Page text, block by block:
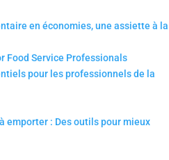
en économies, une assiette à la
pour les professionnels de la
emporter : Des outils pour mieux